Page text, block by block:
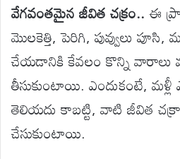
వేగవంతమైన జీవిత చక్రం..ఈ
మొలకెత్తి, పెరిగి, పువ్వులు పూసి,
చేయడానికి కేవలం కొన్ని
తీసుకుంటాయి. ఎందుకంటే, మళ్లీ
తెలియదు కాబట్టి, వాటి జీవిత
చేసుకుంటాయి.